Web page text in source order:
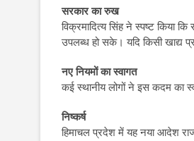
सरकार का रुख
विक्रमादित्य सिंह ने स्पष्ट किया
उपलब्ध हो सके। यदि किसी खाद्य
नए नियमों का स्वागत
कई स्थानीय लोगों ने इस कदम का
निष्कर्ष
हिमाचल प्रदेश में यह नया आदेश